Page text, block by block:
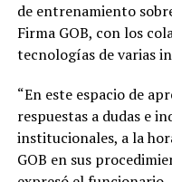
de entrenamiento
Firma GOB, con los
tecnologías de varias
“En este espacio de
respuestas a dudas e
institucionales, a la
GOB en sus